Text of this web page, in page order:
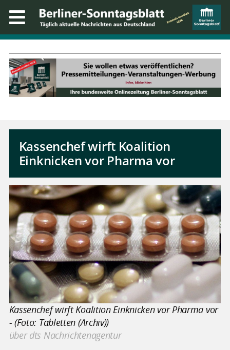
Kassenchef wirft Koalition
Einknicken vor Pharma vor
Kassenchef wirft Koalition Einknicken vor Pharma vor
- (Foto: Tabletten (Archiv))
über dts Nachrichtenagentur